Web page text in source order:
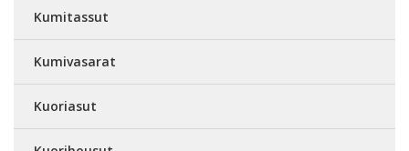
Kumitassut
Kumivasarat
Kuoriasut